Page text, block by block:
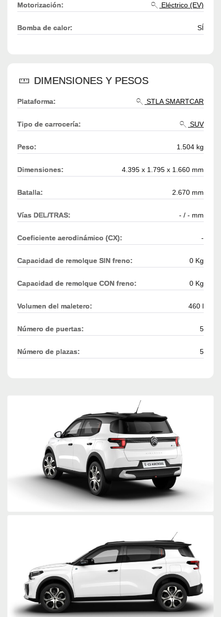
Motorización: Eléctrico (EV)
Bomba de calor: SÍ
DIMENSIONES Y PESOS
Plataforma: STLA SMARTCAR
Tipo de carrocería: SUV
Peso: 1.504 kg
Dimensiones: 4.395 x 1.795 x 1.660 mm
Batalla: 2.670 mm
Vías DEL/TRAS: - / - mm
Coeficiente aerodinámico (CX): -
Capacidad de remolque SIN freno: 0 Kg
Capacidad de remolque CON freno: 0 Kg
Volumen del maletero: 460 l
Número de puertas: 5
Número de plazas: 5